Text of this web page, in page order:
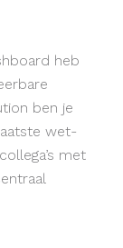
heb
ben je
wet-
met